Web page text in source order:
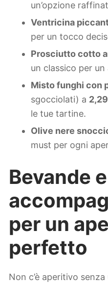
un’opzione
Ventricina
per un tocco
Prosciutto cotto
un classico per
Misto funghi con
sgocciolati) a
le tue tartine.
Olive nere
must per ogni
Bevande e
per un
perfetto
Non c’è aperitivo senza